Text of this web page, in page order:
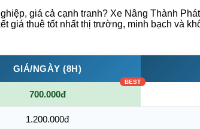
giá cả cạnh tranh? Xe Nâng Thành
giá thuê tốt nhất thị trường, minh bạch và
GIÁ/NGÀY (8H)
700.000đ
1.200.000đ